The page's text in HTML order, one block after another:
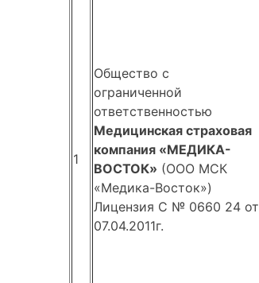
1
Общество с
ограниченной
ответственностью
Медицинская страховая
компания «МЕДИКА-
ВОСТОК» (ООО МСК
«Медика-Восток»)
Лицензия С № 0660 24 от
07.04.2011г.